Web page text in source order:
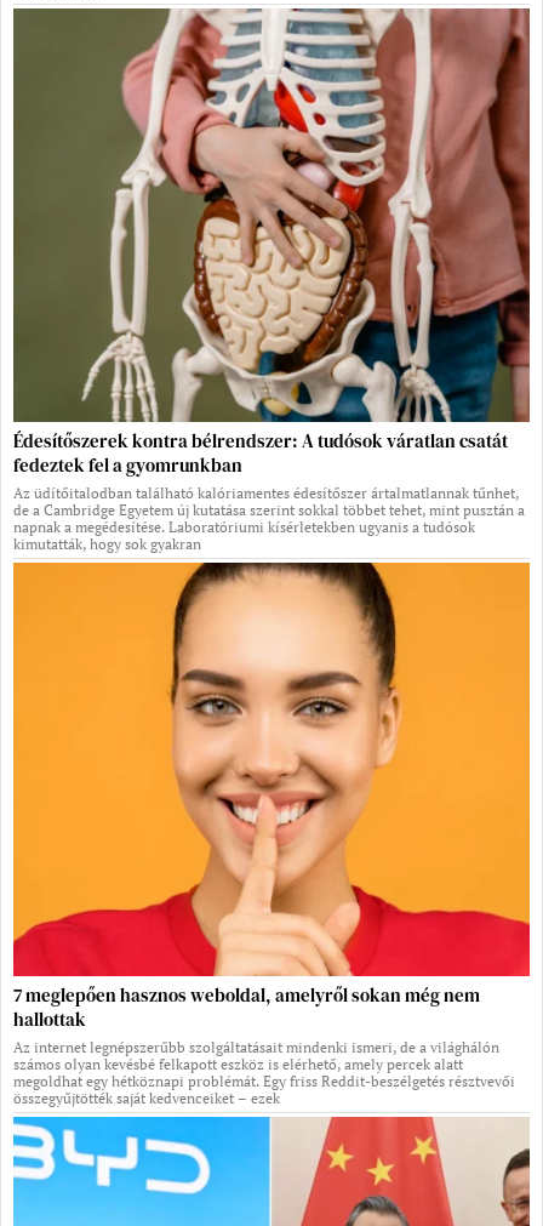
Édesítőszerek kontra bélrendszer: A tudósok váratlan csatát
fedeztek fel a gyomrunkban
Az üdítőitalodban található kalóriamentes édesítőszer ártalmatlannak tűnhet,
de a Cambridge Egyetem új kutatása szerint sokkal többet tehet, mint pusztán a
napnak a megédesítése. Laboratóriumi kísérletekben ugyanis a tudósok
kimutatták, hogy sok gyakran
7 meglepően hasznos weboldal, amelyről sokan még nem
hallottak
Az internet legnépszerűbb szolgáltatásait mindenki ismeri, de a világhálón
számos olyan kevésbé felkapott eszköz is elérhető, amely percek alatt
megoldhat egy hétköznapi problémát. Egy friss Reddit-beszélgetés résztvevői
összegyűjtötték saját kedvenceiket – ezek